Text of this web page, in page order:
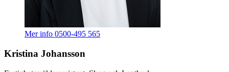
Mer info 0500-495 565
Kristina Johansson